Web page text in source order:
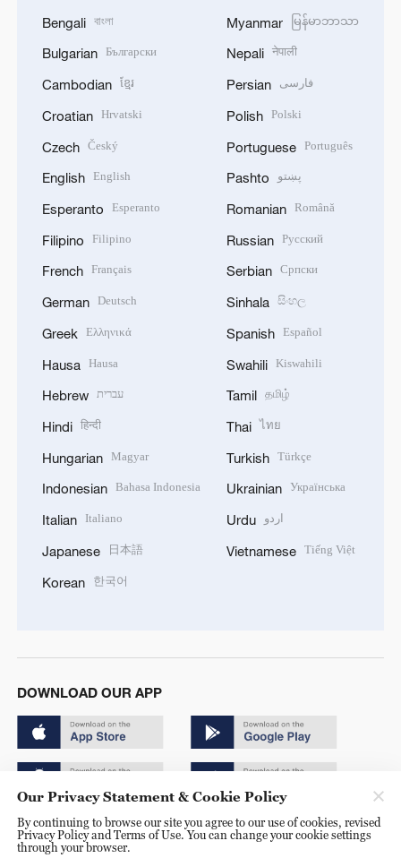
Bengali বাংলা
Bulgarian Български
Cambodian ខ្មែរ
Croatian Hrvatski
Czech Český
English English
Esperanto Esperanto
Filipino Filipino
French Français
German Deutsch
Greek Ελληνικά
Hausa Hausa
Hebrew עברית
Hindi हिन्दी
Hungarian Magyar
Indonesian Bahasa Indonesia
Italian Italiano
Japanese 日本語
Korean 한국어
Myanmar မြန်မာဘာသာ
Nepali नेपाली
Persian فارسی
Polish Polski
Portuguese Português
Pashto پښتو
Romanian Română
Russian Русский
Serbian Српски
Sinhala සිංහල
Spanish Español
Swahili Kiswahili
Tamil தமிழ்
Thai ไทย
Turkish Türkçe
Ukrainian Українська
Urdu اردو
Vietnamese Tiếng Việt
DOWNLOAD OUR APP
Copyright © 2024 CGTN.
京ICP备20000184号
Our Privacy Statement & Cookie Policy
By continuing to browse our site you agree to our use of cookies, revised
Privacy Policy and Terms of Use. You can change your cookie settings
through your browser.